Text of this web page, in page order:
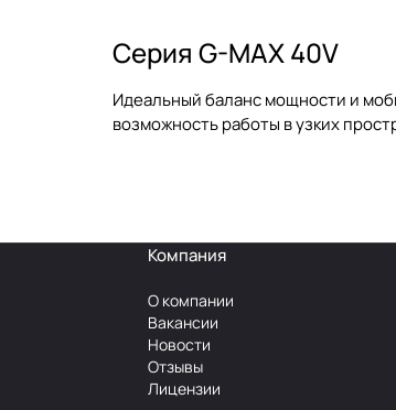
Серия G-MAX 40V
Идеальный баланс мощности и
возможность работы в узких
Компания
О компании
Вакансии
Новости
Отзывы
Лицензии